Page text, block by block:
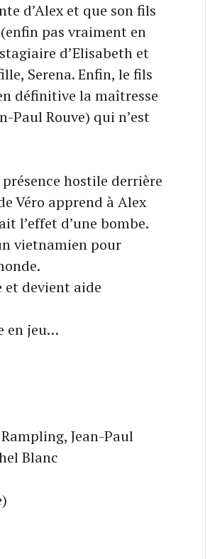
d’Alex et que son fils
pas vraiment en
d’Elisabeth et
Serena. Enfin, le fils
définitive la maîtresse
Paul Rouve) qui n’est
hostile derrière
Véro apprend à Alex
l’effet d’une bombe.
vietnamien pour
et devient aide
en jeu…
Jean-Paul
Blanc